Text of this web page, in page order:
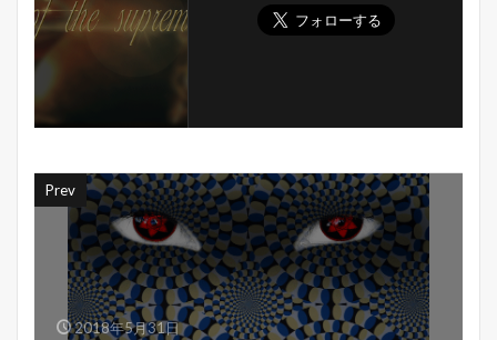
Prev
2018年5月31日